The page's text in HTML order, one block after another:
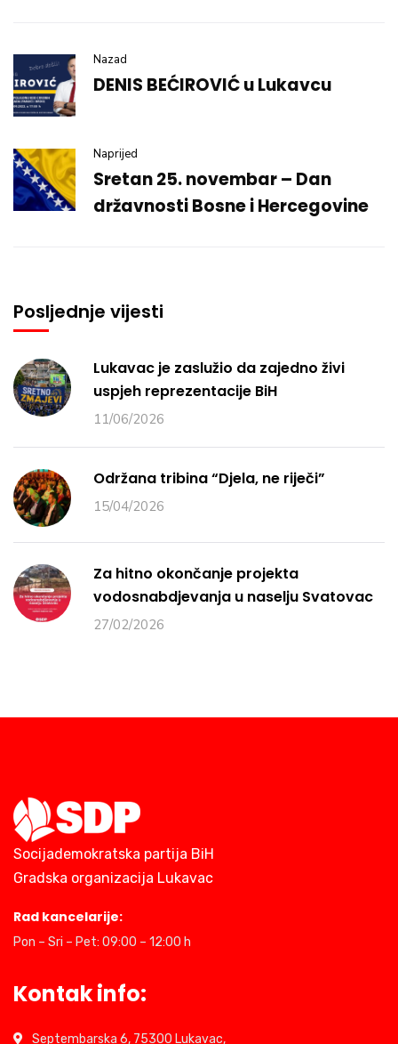
Nazad
DENIS BEĆIROVIĆ u Lukavcu
Naprijed
Sretan 25. novembar – Dan
državnosti Bosne i Hercegovine
Posljednje vijesti
Lukavac je zaslužio da zajedno živi
uspjeh reprezentacije BiH
11/06/2026
Održana tribina “Djela, ne riječi”
15/04/2026
Za hitno okončanje projekta
vodosnabdjevanja u naselju Svatovac
27/02/2026
Socijademokratska partija BiH
Gradska organizacija Lukavac
Rad kancelarije:
Pon – Sri – Pet: 09:00 – 12:00 h
Kontak info:
Septembarska 6, 75300 Lukavac,